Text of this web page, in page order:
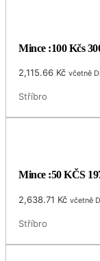
Mince :100 Kčs
2,115.66 Kč včetně
Stříbro
Mince :50 KČS
2,638.71 Kč včetně
Stříbro